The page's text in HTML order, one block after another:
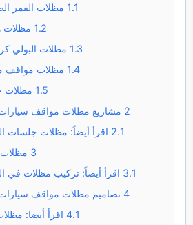
1.1 مظلات القمر
1.2 مظلات
1.3 مظلات البولي
1.4 مظلات مواقف
1.5 مظلات
2 مشاريع مظلات مواقف
2.1 اقرأ أيضاً: مظلات جلسات
3
3.1 اقرأ أيضاً: تركيب مظلات في
4 تصاميم مظلات مواقف
4.1 اقرأ أيضا: